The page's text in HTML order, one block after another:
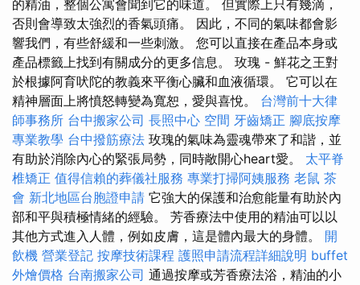
的精油，整個公寓會聞到它的味道。 但實際上只有幾滴，
否則會導致太強烈的香氣頭痛。 因此，不同的氣味都會影
響我們，有些舒緩和一些刺激。 您可以直接在產品本身或
產品標籤上找到有關成分的更多信息。 玫瑰 - 鮮花之王對
於根據阿育吠陀的教義來平衡心臟和血液循環。 它可以在
精神層面上將憤怒轉變為寬恕，愛與喜悅。 台灣前十大律
師事務所 台中搬家公司 長照中心 空間 牙齒矯正 腳底按摩
專業教學 台中撥筋療法 玫瑰的氣味為靈魂帶來了和諧，並
有助於消除內心的緊張局勢，同時敞開心heart愛。 太平脊
椎矯正 值得信賴的葬儀社服務 專業打掃阿姨服務 老鼠 茶
會 新北地區台胞證申請 它強大的保護和治愈能量有助於內
部和平與積極情緒的經驗。 芳香療法中使用的精油可以以
其他方式進入人體，例如皮膚，這是體內最大的身體。 開
飲機 營業登記 按摩技術課程 護照申請流程詳細說明 buffet
外燴價格 台南搬家公司 通過按摩或芳香療法浴，精油的小